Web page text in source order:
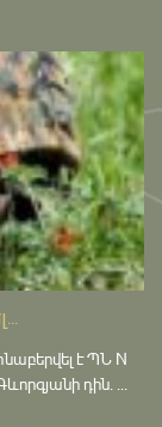
է ՊՆ N
դին. ...